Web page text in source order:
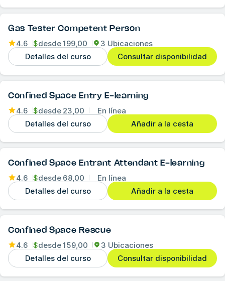
Gas Tester Competent Person
4.6 $desde199,00
3 Ubicaciones
Detalles del curso
Consultar disponibilidad
Confined Space Entry E-learning
4.6 $desde 23,00
En línea
Detalles del curso
Añadir a la cesta
Confined Space Entrant Attendant E-learning
4.6 $desde 68,00
En línea
Detalles del curso
Añadir a la cesta
Confined Space Rescue
4.6 $desde159,00
3 Ubicaciones
Detalles del curso
Consultar disponibilidad